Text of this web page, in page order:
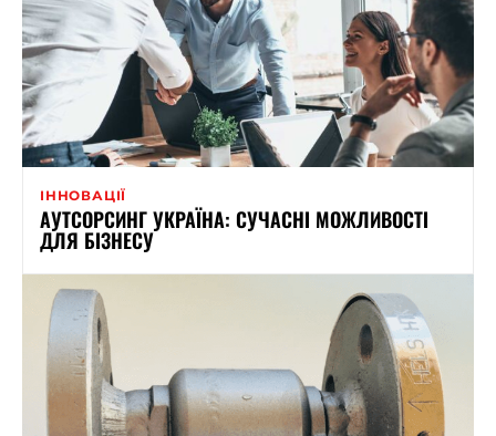
ІННОВАЦІЇ
АУТСОРСИНГ УКРАЇНА: СУЧАСНІ МОЖЛИВОСТІ
ДЛЯ БІЗНЕСУ